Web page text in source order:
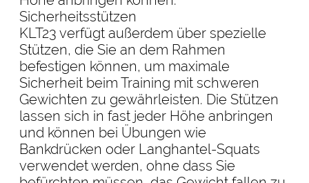
Sicherheitsstützen
KLT23 verfügt außerdem über spezielle
Stützen, die Sie an dem Rahmen
befestigen können, um maximale
Sicherheit beim Training mit schweren
Gewichten zu gewährleisten. Die Stützen
lassen sich in fast jeder Höhe anbringen
und können bei Übungen wie
Bankdrücken oder Langhantel-Squats
verwendet werden, ohne dass Sie